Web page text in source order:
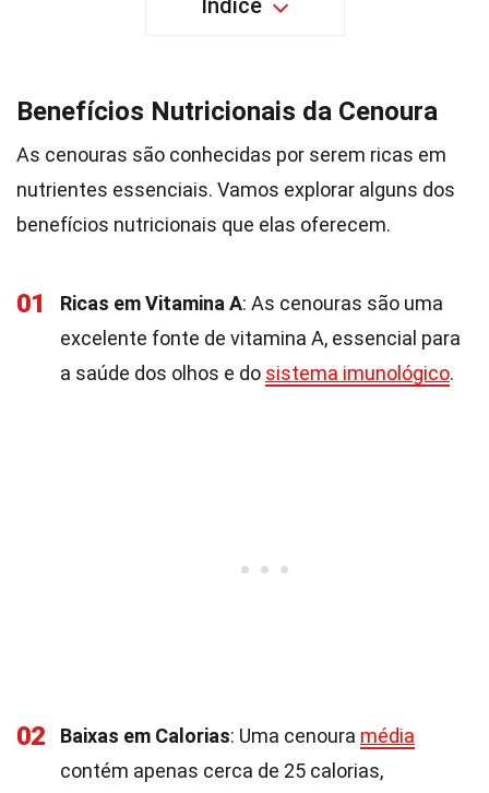
Índice
Benefícios Nutricionais da Cenoura
As cenouras são conhecidas por serem ricas em
nutrientes essenciais. Vamos explorar alguns dos
benefícios nutricionais que elas oferecem.
01 Ricas em Vitamina A: As cenouras são uma
excelente fonte de vitamina A, essencial para
a saúde dos olhos e do sistema imunológico.
02 Baixas em Calorias: Uma cenoura média
contém apenas cerca de 25 calorias,